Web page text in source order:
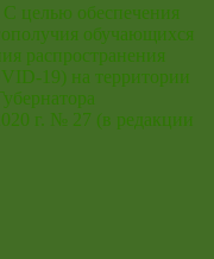
целью обеспечения
обучающихся
распространения
19) на территории
г. № 27 (в редакции